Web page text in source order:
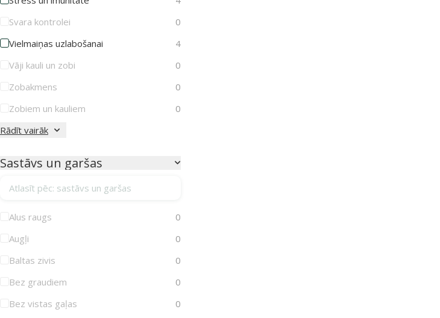
Svara kontrolei
0
Vielmaiņas uzlabošanai
4
Vāji kauli un zobi
0
Zobakmens
0
Zobiem un kauliem
0
Rādīt vairāk
Sastāvs un garšas
Atlasīt pēc: sastāvs un garšas
Alus raugs
0
Augļi
0
Baltas zivis
0
Bez graudiem
0
Bez vistas gaļas
0